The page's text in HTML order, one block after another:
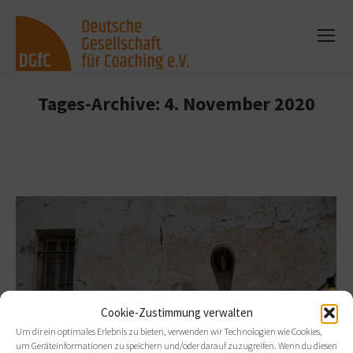
Cookie-Zustimmung verwalten
Um dir ein optimales Erlebnis zu bieten, verwenden wir Technologien wie Cookies,
um Geräteinformationen zu speichern und/oder darauf zuzugreifen. Wenn du diesen
Tages-Archive: 4. November 2020